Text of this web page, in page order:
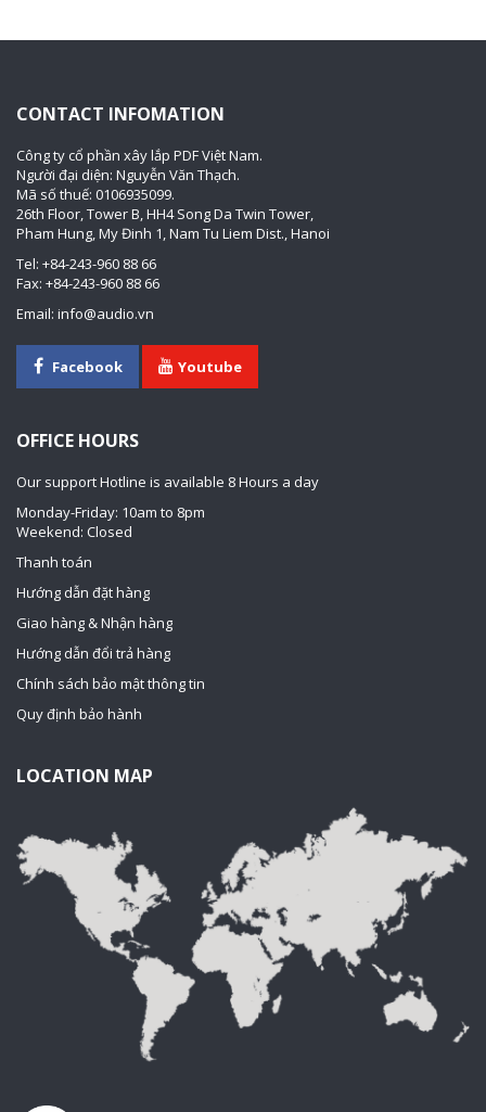
CONTACT INFOMATION
Công ty cổ phần xây lắp PDF Việt Nam.
Người đại diện: Nguyễn Văn Thạch.
Mã số thuế: 0106935099.
26th Floor, Tower B, HH4 Song Da Twin Tower,
Pham Hung, My Đinh 1, Nam Tu Liem Dist., Hanoi
Tel: +84-243-960 88 66
Fax: +84-243-960 88 66
Email: info@audio.vn
Facebook Youtube
OFFICE HOURS
Our support Hotline is available 8 Hours a day
Monday-Friday: 10am to 8pm
Weekend: Closed
Thanh toán
Hướng dẫn đặt hàng
Giao hàng & Nhận hàng
Hướng dẫn đổi trả hàng
Chính sách bảo mật thông tin
Quy định bảo hành
LOCATION MAP